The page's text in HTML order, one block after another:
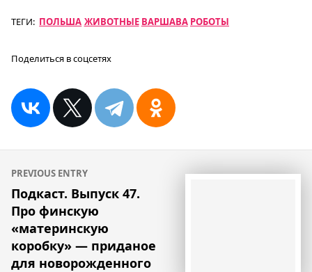
ТЕГИ: ПОЛЬША ЖИВОТНЫЕ ВАРШАВА РОБОТЫ
Поделиться в соцсетях
Навигация
по
записям
PREVIOUS ENTRY
Подкаст. Выпуск 47.
Про финскую
«материнскую
коробку» — приданое
для новорожденного